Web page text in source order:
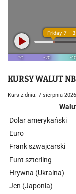
KURSY WALUT
Kurs z dnia: 7 sierpnia 2026
Dolar amerykański
Euro
Frank szwajcarski
Funt szterling
Hrywna (Ukraina)
Jen (Japonia)